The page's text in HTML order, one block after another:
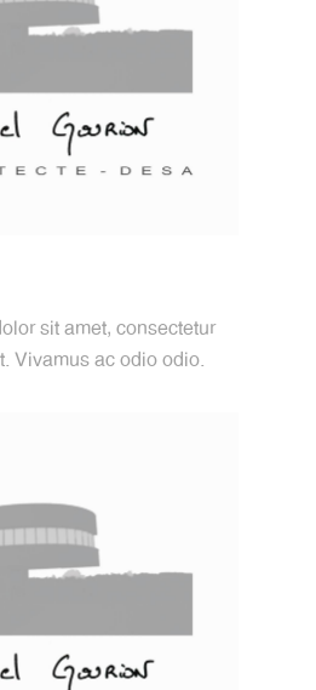
sit amet, consectetur
Vivamus ac odio odio.